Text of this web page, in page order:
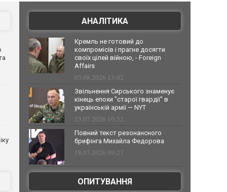
АНАЛІТИКА
Кремль не готовий до
компромісів і прагне досягти
своїх цілей війною, - Foreign
Affairs
03.08.2026 13:02
Звільнення Сирського знаменує
кінець епохи "старої гвардії" в
українській армії — NYT
23.07.2026 10:32
Повний текст резонансного
брифінга Михайла Федорова
18.07.2026 09:27
ОПИТУВАННЯ